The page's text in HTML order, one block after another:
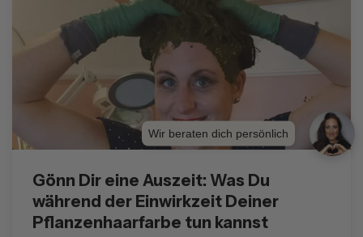
Gönn Dir eine Auszeit: Was Du
während der Einwirkzeit Deiner
Pflanzenhaarfarbe tun kannst
Wir beraten dich persönlich